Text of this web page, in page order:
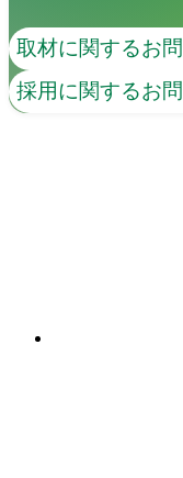
取材に関するお
採用に関するお
コンテ